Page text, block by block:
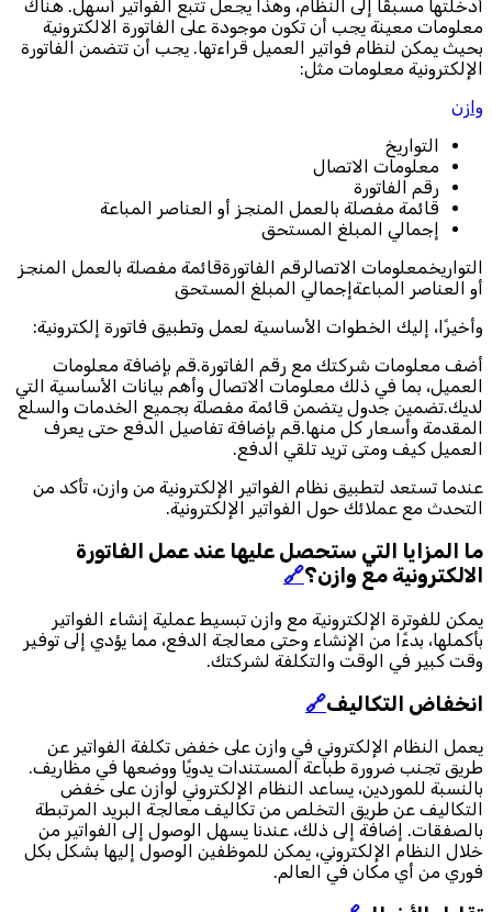
أدخلتها مسبقًا إلى النظام، وهذا يجعل تتبع الفواتير أسهل. هناك
معلومات معينة يجب أن تكون موجودة على الفاتورة الالكترونية
بحيث يمكن لنظام فواتير العميل قراءتها. يجب أن تتضمن الفاتورة
الإلكترونية معلومات مثل:
وازن
التواريخ
معلومات الاتصال
رقم الفاتورة
قائمة مفصلة بالعمل المنجز أو العناصر المباعة
إجمالي المبلغ المستحق
التواريخمعلومات الاتصالرقم الفاتورةقائمة مفصلة بالعمل المنجز
أو العناصر المباعةإجمالي المبلغ المستحق
وأخيرًا، إليك الخطوات الأساسية لعمل وتطبيق فاتورة إلكترونية:
أضف معلومات شركتك مع رقم الفاتورة.قم بإضافة معلومات
العميل، بما في ذلك معلومات الاتصال وأهم بيانات الأساسية التي
لديك.تضمين جدول يتضمن قائمة مفصلة بجميع الخدمات والسلع
المقدمة وأسعار كل منها.قم بإضافة تفاصيل الدفع حتى يعرف
العميل كيف ومتى تريد تلقي الدفع.
عندما تستعد لتطبيق نظام الفواتير الإلكترونية من وازن، تأكد من
التحدث مع عملائك حول الفواتير الإلكترونية.
ما المزايا التي ستحصل عليها عند عمل الفاتورة
الالكترونية مع وازن؟🔗
يمكن للفوترة الإلكترونية مع وازن تبسيط عملية إنشاء الفواتير
بأكملها، بدءًا من الإنشاء وحتى معالجة الدفع، مما يؤدي إلى توفير
وقت كبير في الوقت والتكلفة لشركتك.
انخفاض التكاليف🔗
يعمل النظام الإلكتروني في وازن على خفض تكلفة الفواتير عن
طريق تجنب ضرورة طباعة المستندات يدويًا ووضعها في مظاريف.
بالنسبة للموردين، يساعد النظام الإلكتروني لوازن على خفض
التكاليف عن طريق التخلص من تكاليف معالجة البريد المرتبطة
بالصفقات. إضافة إلى ذلك، عندنا يسهل الوصول إلى الفواتير من
خلال النظام الإلكتروني، يمكن للموظفين الوصول إليها بشكل بكل
فوري من أي مكان في العالم.